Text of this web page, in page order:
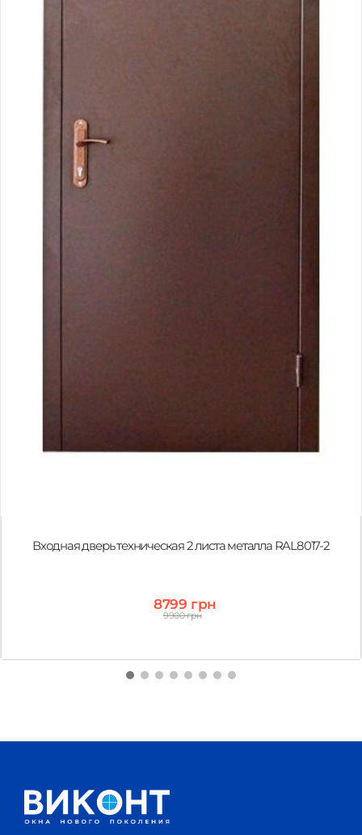
Входная дверь техническая 2 листа металла RAL8017-2
8799 грн
9900 грн